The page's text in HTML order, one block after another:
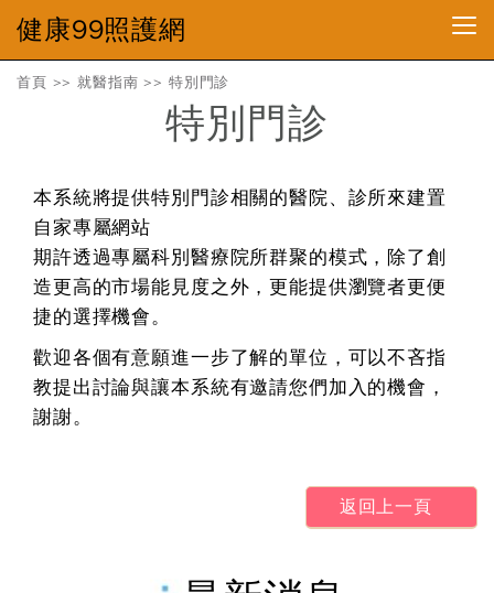
健康99照護網
首頁 >>就醫指南 >> 特別門診
特別門診
本系統將提供特別門診相關的醫院、診所來建置
自家專屬網站
期許透過專屬科別醫療院所群聚的模式，除了創
造更高的市場能見度之外，更能提供瀏覽者更便
捷的選擇機會。
歡迎各個有意願進一步了解的單位，可以不吝指
教提出討論與讓本系統有邀請您們加入的機會，
謝謝。
返回上一頁